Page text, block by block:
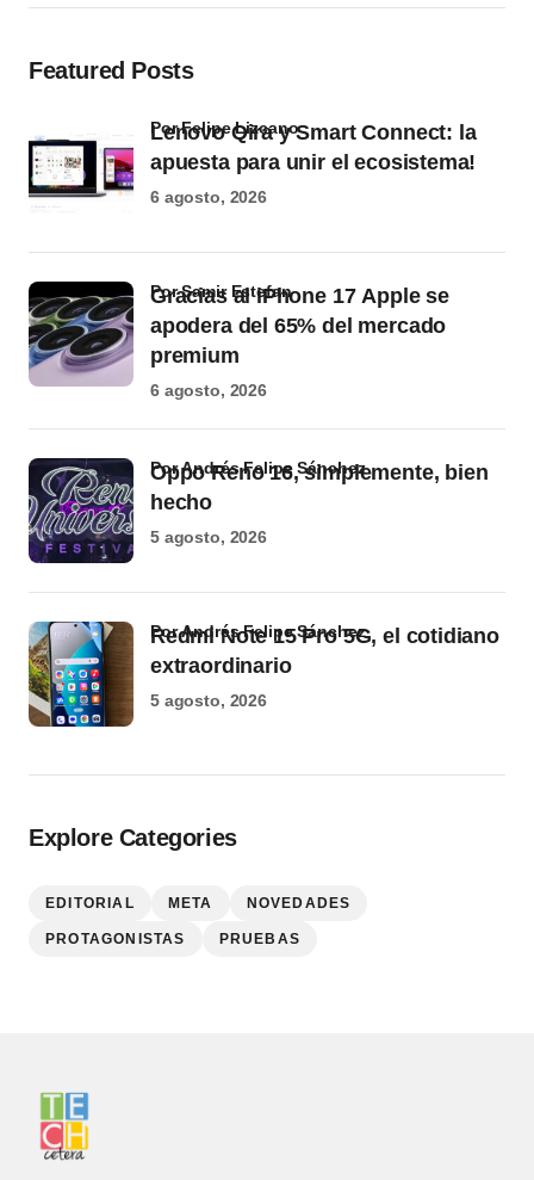
Featured Posts
Lenovo Qira y Smart Connect: la
apuesta para unir el ecosistema!
por Felipe Lizcano
6 agosto, 2026
Gracias al iPhone 17 Apple se
apodera del 65% del mercado
premium
por Samir Estefan
6 agosto, 2026
Oppo Reno 16, simplemente, bien
hecho
por Andrés Felipe Sánchez
5 agosto, 2026
Redmi Note 15 Pro 5G, el cotidiano
extraordinario
por Andrés Felipe Sánchez
5 agosto, 2026
Explore Categories
EDITORIAL META NOVEDADES
PROTAGONISTAS PRUEBAS